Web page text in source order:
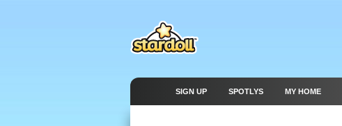
SIGN UP SPOTLYS MY HOME